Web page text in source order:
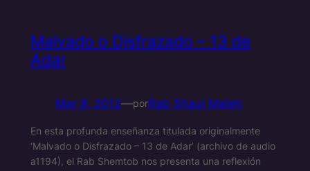
Malvado o Disfrazado – 13 de
Adar
Mar 8, 2012—porRab Shaul Maleh
En esta profunda enseñanza titulada originalmente
‘Malvado o Disfrazado – 13 de Adar’ (archivo de audio
a1194), el Rab Shemtob nos presenta una reflexión